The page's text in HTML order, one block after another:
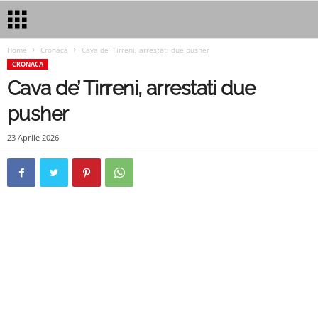
Home Cronaca Cava de’ Tirreni, arrestati due pusher
CRONACA
Cava de’ Tirreni, arrestati due
pusher
23 Aprile 2026